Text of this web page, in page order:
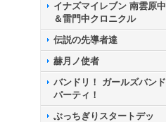
イナズマイレブン 南雲原中
＆雷門中クロニクル
伝説の先導者達
赫月ノ使者
バンドリ！ ガールズバンド
パーティ！
ぶっちぎりスタートデッ